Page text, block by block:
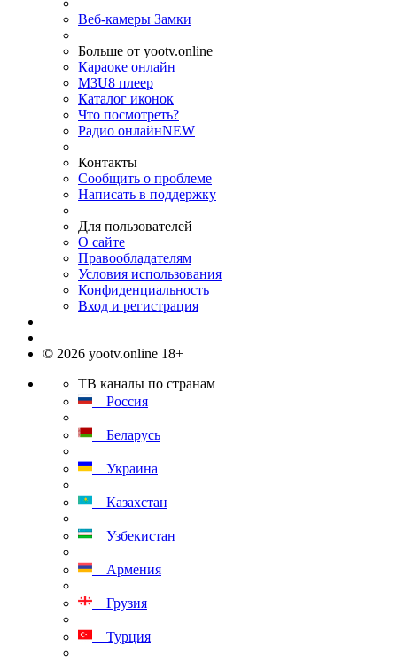
Веб-камеры Замки
Больше от yootv.online
Караоке онлайн
M3U8 плеер
Каталог иконок
Что посмотреть?
Радио онлайнNEW
Контакты
Сообщить о проблеме
Написать в поддержку
Для пользователей
О сайте
Правообладателям
Условия использования
Конфиденциальность
Вход и регистрация
© 2026 yootv.online 18+
ТВ каналы по странам
Россия
Беларусь
Украина
Казахстан
Узбекистан
Армения
Грузия
Турция